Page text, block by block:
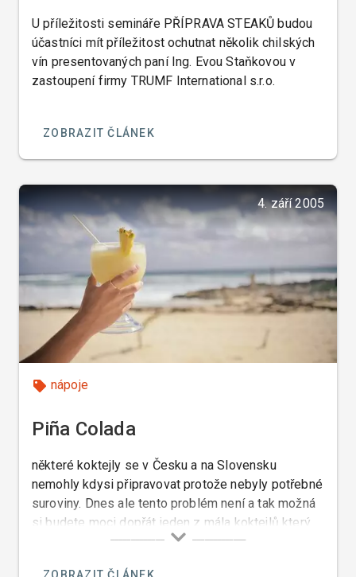
U příležitosti semináře PŘÍPRAVA STEAKŮ budou
účastníci mít příležitost ochutnat několik chilských
vín presentovaných paní Ing. Evou Staňkovou v
zastoupení firmy TRUMF International s.r.o.
ZOBRAZIT ČLÁNEK
4. září 2005
nápoje
Piña Colada
některé koktejly se v Česku a na Slovensku
nemohly kdysi připravovat protože nebyly potřebné
suroviny. Dnes ale tento problém není a tak možná
si budete moci dopřát jeden z mála koktejlů který
chutná i mně a to je Piña Colada.
ZOBRAZIT ČLÁNEK